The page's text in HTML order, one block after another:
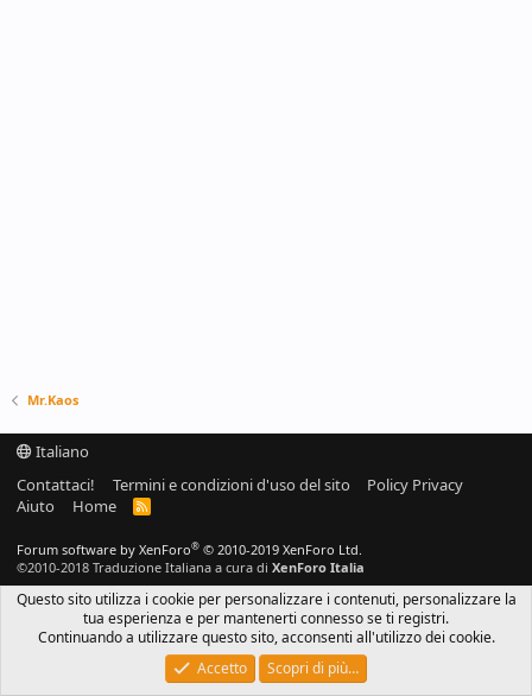
Mr.Kaos
Italiano
Contattaci!
Termini e condizioni d'uso del sito
Policy Privacy
Aiuto
Home
R
Forum software by XenForo® © 2010-2019 XenForo Ltd.
©2010-2018 Traduzione Italiana a cura di XenForo Italia
Questo sito utilizza i cookie per personalizzare i contenuti, personalizzare la
tua esperienza e per mantenerti connesso se ti registri.
Continuando a utilizzare questo sito, acconsenti all'utilizzo dei cookie.
Accetto
Scopri di più…